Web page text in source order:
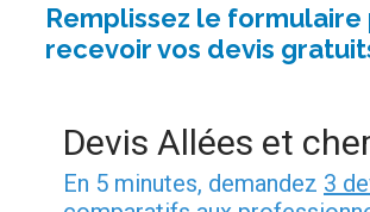
Remplissez le formulaire
recevoir vos devis
Devis Allées et
En 5 minutes, demandez 3